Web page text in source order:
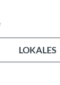
LOKALES